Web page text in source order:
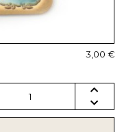
3,00 €
1